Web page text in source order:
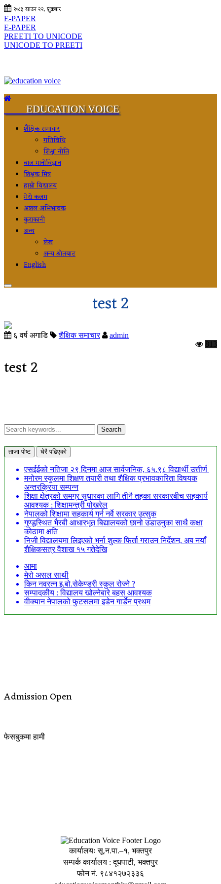
२०८३ साउन २२, शुक्रबार
E-PAPER
E-PAPER
PREETI TO UNICODE
UNICODE TO PREETI
EDUCATION VOICE
शैक्षिक समाचार
गतिविधि
शिक्षा नीति
बाल मानोविज्ञान
शिक्षक मित्र
हाम्रो विद्यालय
मेरो कलम
अशल अभिभावक
कुराकानी
अन्य
लेख
अन्य श्रोतबाट
English
test 2
६ वर्ष अगाडि शैक्षिक समाचार
admin
813
test 2
ताजा पोष्ट धेरै पढिएको
एसईईको नतिजा २९ दिनमा आज सार्वजनिक, ६५.९८ विद्यार्थी उत्तीर्ण
मनोरम स्कुलमा शिक्षण तयारी तथा शैक्षिक प्रभावकारिता विषयक
अन्तरक्रिया सम्पन्न
शिक्षा क्षेत्रको समग्र सुधारका लागि तीनै तहका सरकारबीच सहकार्य
आवश्यक : शिक्षामन्त्री पोखरेल
नेपालको शिक्षामा सहकार्य गर्न नर्वे सरकार उत्सुक
गुण्डूस्थित भैरबी आधारभूत बिद्यालयको छानो उडाउनुका साथै कक्षा
कोठामा क्षति
निजी विद्यालयमा लिइएको भर्ना शुल्क फिर्ता गराउन निर्देशन, अब नयाँ
शैक्षिकसत्र वैशाख १५ गतेदेखि
आमा
मेरो असल साथी
किन नवरत्न इ.बो.सेकेण्डरी स्कुल रोज्ने ?
सम्पादकीय : विद्यालय खोल्नेबारे बहस आवश्यक
वीक्यान नेपालको फुटसलमा इडेन गार्डेन प्रथम
Admission Open
फेसबुकमा हामी
कार्यालयः सू.न.पा.–१, भक्तपुर
सम्पर्क कार्यालय : दूधपाटी, भक्तपुर
फोन नं. ९८४१२७२३३६